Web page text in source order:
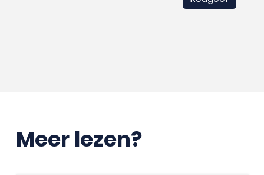
Meer lezen?